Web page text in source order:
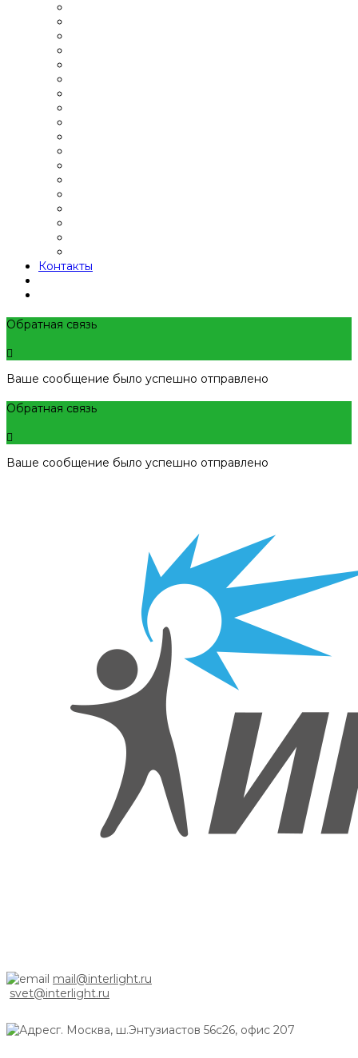
Контакты
Обратная связь
Ваше сообщение было успешно отправлено
Обратная связь
Ваше сообщение было успешно отправлено
mail@interlight.ru
svet@interlight.ru
г. Москва, ш.Энтузиастов 56с26, офис 207